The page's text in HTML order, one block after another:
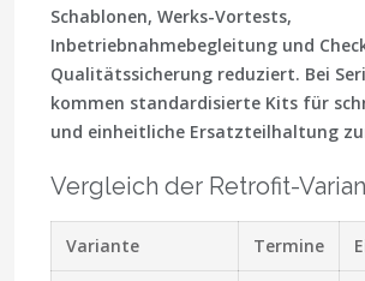
Schablonen, Werks-Vortests,
Inbetriebnahmebegleitung und
Qualitätssicherung reduziert. Bei
kommen standardisierte Kits für
und einheitliche Ersatzteilhaltung
Vergleich der Retrofit-
Variante Termine